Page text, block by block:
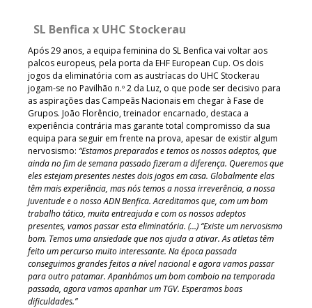
SL Benfica x UHC Stockerau
Após 29 anos, a equipa feminina do SL Benfica vai voltar aos
palcos europeus, pela porta da EHF European Cup. Os dois
jogos da eliminatória com as austríacas do UHC Stockerau
jogam-se no Pavilhão n.º 2 da Luz, o que pode ser decisivo para
as aspirações das Campeãs Nacionais em chegar à Fase de
Grupos. João Florêncio, treinador encarnado, destaca a
experiência contrária mas garante total compromisso da sua
equipa para seguir em frente na prova, apesar de existir algum
nervosismo: “Estamos preparados e temos os nossos adeptos, que
ainda no fim de semana passado fizeram a diferença. Queremos que
eles estejam presentes nestes dois jogos em casa. Globalmente elas
têm mais experiência, mas nós temos a nossa irreverência, a nossa
juventude e o nosso ADN Benfica. Acreditamos que, com um bom
trabalho tático, muita entreajuda e com os nossos adeptos
presentes, vamos passar esta eliminatória. (…) “Existe um nervosismo
bom. Temos uma ansiedade que nos ajuda a ativar. As atletas têm
feito um percurso muito interessante. Na época passada
conseguimos grandes feitos a nível nacional e agora vamos passar
para outro patamar. Apanhámos um bom comboio na temporada
passada, agora vamos apanhar um TGV. Esperamos boas
dificuldades.”